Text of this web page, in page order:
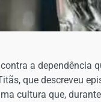
a dependência
que descreveu
cultura que,